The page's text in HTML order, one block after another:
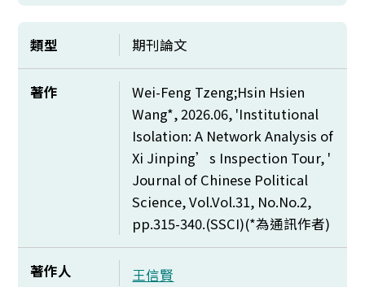
類型 期刊論文
著作
Wei-Feng Tzeng;Hsin Hsien
Wang*, 2026.06, 'Institutional
Isolation: A Network Analysis of
Xi Jinping’s Inspection Tour, '
Journal of Chinese Political
Science, Vol.Vol.31, No.No.2,
pp.315-340.(SSCI)(*為通訊作者)
著作人 王信賢